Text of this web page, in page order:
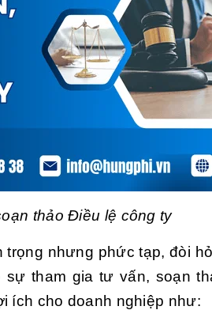
thảo Điều lệ công ty
nhưng phức tạp, đòi
tham gia tư vấn, soạn
ích cho doanh nghiệp như: